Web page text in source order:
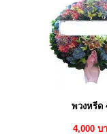
พวงหรีด
4,000 บ